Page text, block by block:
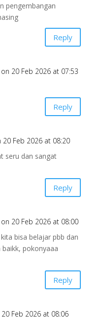
pengembangan
Reply
on 20 Feb 2026 at 07:53
Reply
20 Feb 2026 at 08:20
seru dan sangat
Reply
on 20 Feb 2026 at 08:00
bisa belajar pbb dan
pokonyaaa
Reply
Feb 2026 at 08:06